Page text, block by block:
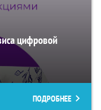
цифровой
ПОДРОБНЕЕ